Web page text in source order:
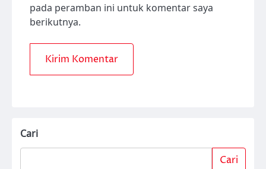
pada peramban ini untuk komentar saya
berikutnya.
Cari
Cari